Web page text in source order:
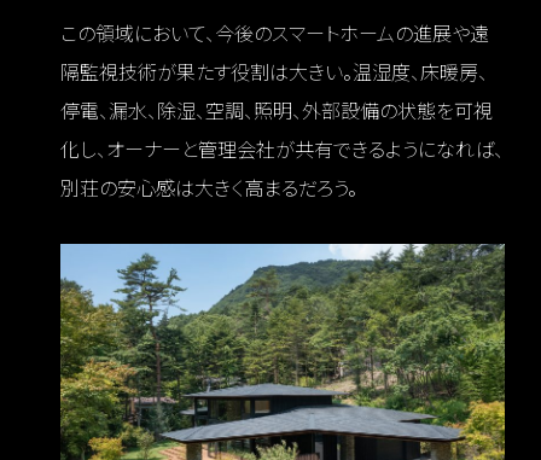
この領域において、今後のスマートホームの進展や遠
隔監視技術が果たす役割は大きい。温湿度、床暖房、
停電、漏水、除湿、空調、照明、外部設備の状態を可視
化し、オーナーと管理会社が共有できるようになれば、
別荘の安心感は大きく高まるだろう。